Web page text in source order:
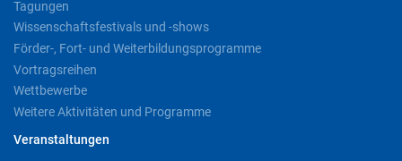
Tagungen
Wissenschaftsfestivals und -shows
Förder-, Fort- und Weiterbildungsprogramme
Vortragsreihen
Wettbewerbe
Weitere Aktivitäten und Programme
Veranstaltungen